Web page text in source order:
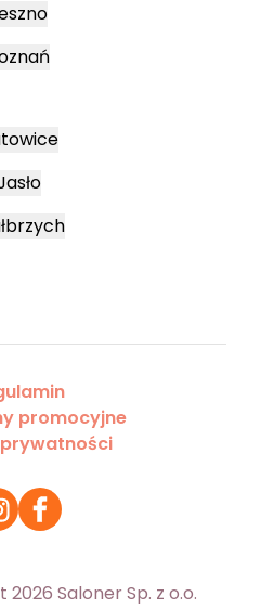
promocyjne
Saloner Sp. z o.o.